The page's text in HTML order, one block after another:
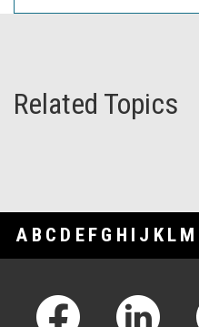
Related Topics
A B C D E F G H I J K L M